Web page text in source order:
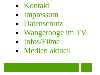
Kontakt
Impressum
Datenschutz
Wangerooge im TV
Infos/Filme
Medien aktuell